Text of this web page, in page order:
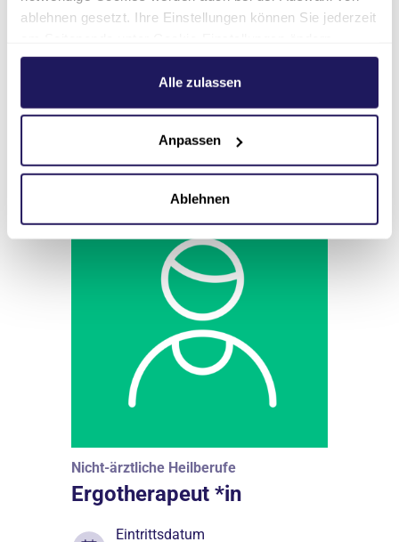
ablehnen gesetzt. Ihre Einstellungen können Sie jederzeit
Weitere Informationen hierzu finden Sie in unserer
.Alle zulassen
Anpassen
Ablehnen
Weitere
Stellenangebote
Nicht-ärztliche Heilberufe
Ergotherapeut *in
Eintrittsdatum